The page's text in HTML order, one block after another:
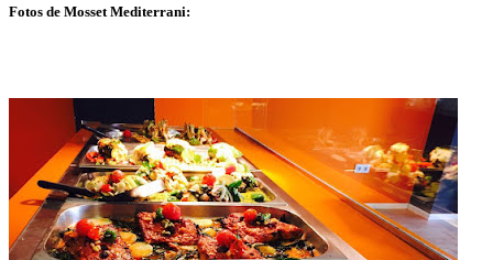
Fotos de Mosset Mediterrani: